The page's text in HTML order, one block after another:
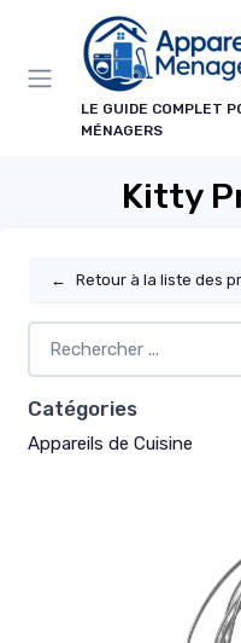
LE GUIDE COMPLET
MÉNAGERS
Kitty
← Retour à la liste des
Catégories
Appareils de Cuisine
Panneau de gestion des